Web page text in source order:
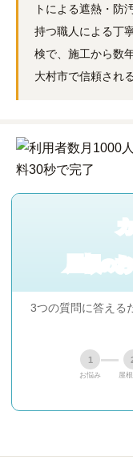
トによる遮熱・防
持つ職人による丁
検で、施工から数
大村市で信頼され
屋根 の
3つの質問に答える
1
お悩み 屋